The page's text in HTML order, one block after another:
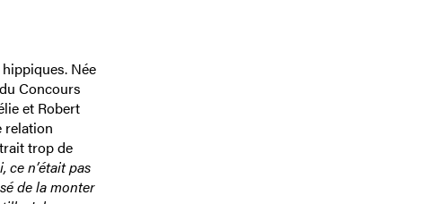
Née
Concours
et Robert
relation
trop de
ce n’était pas
de la monter